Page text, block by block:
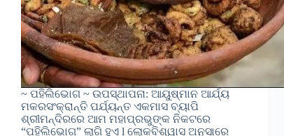
~ ପହିଲିଭୋଗ ~ ଉପସ୍ଥାପନା: ଆୟୁଷ୍ମାନ ଆର୍ଯ୍ୟ
ମକରସଂକ୍ରାନ୍ତି ପର୍ଯ୍ୟନ୍ତ ଏକମାସ ବ୍ୟାପି
ଶ୍ରୀମନ୍ଦିରରେ ଆମ ମହାପ୍ରଭୁଙ୍କ ନିକଟରେ
“ପହିଲିଭୋଗ” ଲାଗି ହୁଏ l ଲୋକବିଶ୍ୱାସ ଅନୁସାରେ